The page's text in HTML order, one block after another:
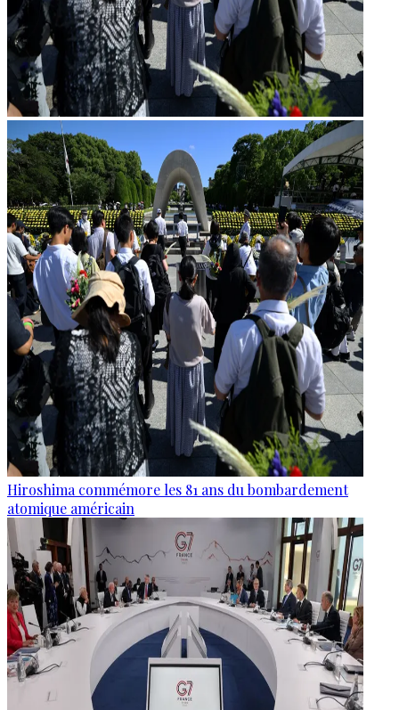
Hiroshima commémore les 81 ans du bombardement
atomique américain